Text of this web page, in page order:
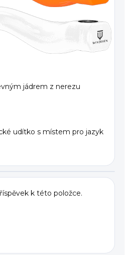
jádrem z nerezu
udítko s místem pro jazyk
k této položce.